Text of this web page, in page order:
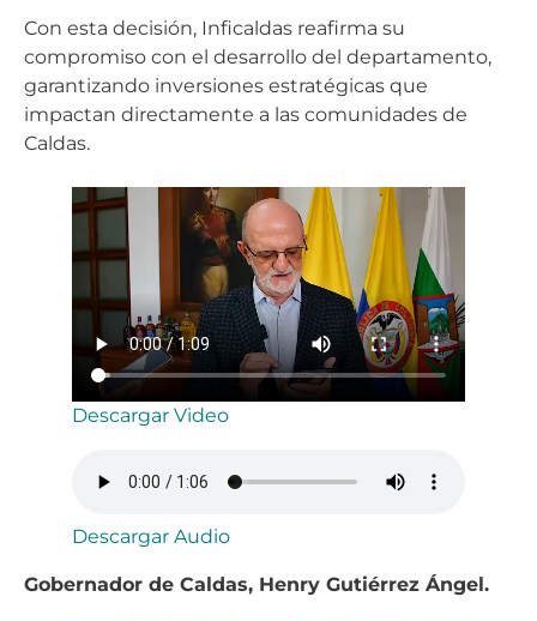
Con esta decisión, Inficaldas reafirma su
compromiso con el desarrollo del departamento,
garantizando inversiones estratégicas que
impactan directamente a las comunidades de
Caldas.
Descargar Video
Descargar Audio
Gobernador de Caldas, Henry Gutiérrez Ángel.